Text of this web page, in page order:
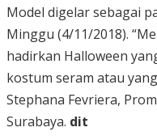
Model digelar sebagai
Minggu (4/11/2018).
hadirkan Halloween
kostum seram atau
Stephana Fevriera,
Surabaya. dit